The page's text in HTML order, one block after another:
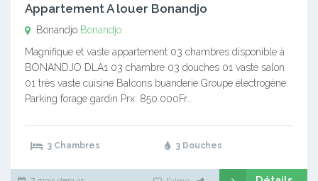
Appartement A louer Bonandjo
Bonandjo Bonandjo
Magnifique et vaste appartement 03 chambres disponible à
BONANDJO DLA1 03 chambre 03 douches 01 vaste salon
01 très vaste cuisine Balcons buanderie Groupe électrogène
Parking forage gardin Prx: 850.000Fr…
3 Chambres 3 Douches